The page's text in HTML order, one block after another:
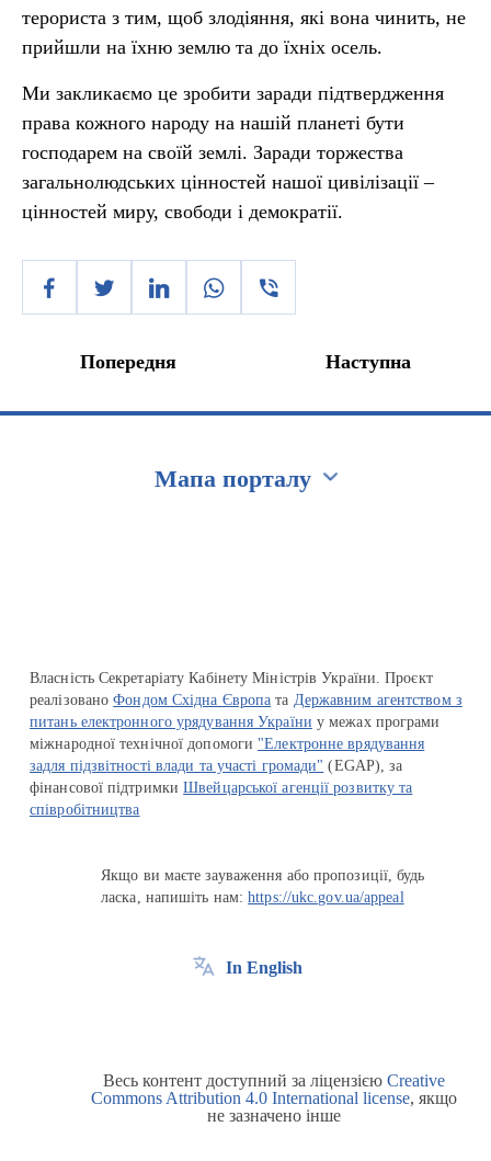
терориста з тим, щоб злодіяння, які вона чинить, не
прийшли на їхню землю та до їхніх осель.
Ми закликаємо це зробити заради підтвердження
права кожного народу на нашій планеті бути
господарем на своїй землі. Заради торжества
загальнолюдських цінностей нашої цивілізації –
цінностей миру, свободи і демократії.
Попередня Наступна
Мапа порталу
Власність Секретаріату Кабінету Міністрів України. Проєкт
реалізованоФондом Східна Європа та Державним агентством з
питань електронного урядування України у межах програми
міжнародної технічної допомоги "Електронне врядування
задля підзвітності влади та участі громади" (EGAP), за
фінансової підтримкиШвейцарської агенції розвитку та
співробітництва
Якщо ви маєте зауваження або пропозиції, будь
ласка, напишіть нам:https://ukc.gov.ua/appeal
In English
Весь контент доступний за ліцензією Creative
Commons Attribution 4.0 International license, якщо
не зазначено інше